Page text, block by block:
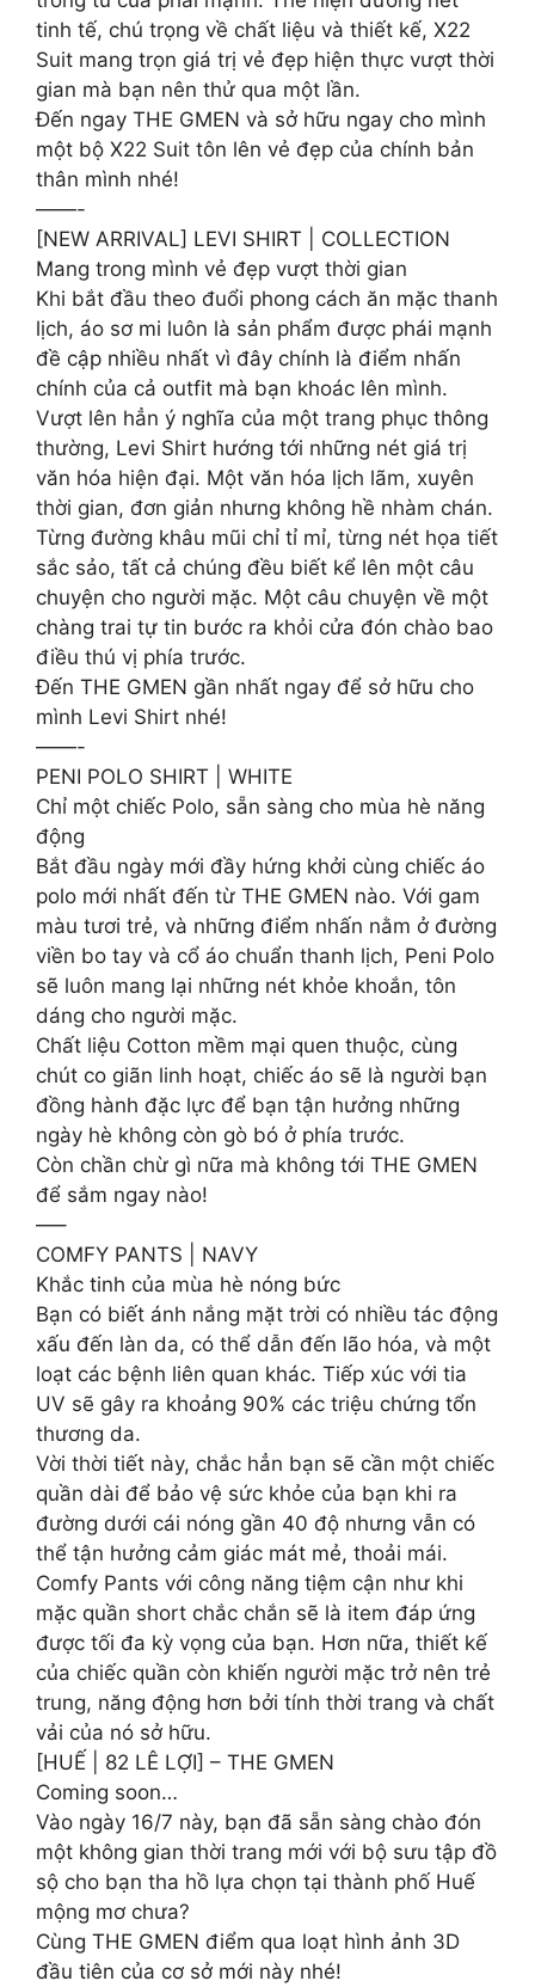
tinh tế, chú trọng về chất liệu và thiết kế, X22
Suit mang trọn giá trị vẻ đẹp hiện thực vượt thời
gian mà bạn nên thử qua một lần.
Đến ngay THE GMEN và sở hữu ngay cho mình
một bộ X22 Suit tôn lên vẻ đẹp của chính bản
thân mình nhé!
——-
[NEW ARRIVAL] LEVI SHIRT | COLLECTION
Mang trong mình vẻ đẹp vượt thời gian
Khi bắt đầu theo đuổi phong cách ăn mặc thanh
lịch, áo sơ mi luôn là sản phẩm được phái mạnh
đề cập nhiều nhất vì đây chính là điểm nhấn
chính của cả outfit mà bạn khoác lên mình.
Vượt lên hẳn ý nghĩa của một trang phục thông
thường, Levi Shirt hướng tới những nét giá trị
văn hóa hiện đại. Một văn hóa lịch lãm, xuyên
thời gian, đơn giản nhưng không hề nhàm chán.
Từng đường khâu mũi chỉ tỉ mỉ, từng nét họa tiết
sắc sảo, tất cả chúng đều biết kể lên một câu
chuyện cho người mặc. Một câu chuyện về một
chàng trai tự tin bước ra khỏi cửa đón chào bao
điều thú vị phía trước.
Đến THE GMEN gần nhất ngay để sở hữu cho
mình Levi Shirt nhé!
——-
PENI POLO SHIRT | WHITE
Chỉ một chiếc Polo, sẵn sàng cho mùa hè năng
động
Bắt đầu ngày mới đầy hứng khởi cùng chiếc áo
polo mới nhất đến từ THE GMEN nào. Với gam
màu tươi trẻ, và những điểm nhấn nằm ở đường
viền bo tay và cổ áo chuẩn thanh lịch, Peni Polo
sẽ luôn mang lại những nét khỏe khoắn, tôn
dáng cho người mặc.
Chất liệu Cotton mềm mại quen thuộc, cùng
chút co giãn linh hoạt, chiếc áo sẽ là người bạn
đồng hành đặc lực để bạn tận hưởng những
ngày hè không còn gò bó ở phía trước.
Còn chần chừ gì nữa mà không tới THE GMEN
để sắm ngay nào!
—–
COMFY PANTS | NAVY
Khắc tinh của mùa hè nóng bức
Bạn có biết ánh nắng mặt trời có nhiều tác động
xấu đến làn da, có thể dẫn đến lão hóa, và một
loạt các bệnh liên quan khác. Tiếp xúc với tia
UV sẽ gây ra khoảng 90% các triệu chứng tổn
thương da.
Vời thời tiết này, chắc hẳn bạn sẽ cần một chiếc
quần dài để bảo vệ sức khỏe của bạn khi ra
đường dưới cái nóng gần 40 độ nhưng vẫn có
thể tận hưởng cảm giác mát mẻ, thoải mái.
Comfy Pants với công năng tiệm cận như khi
mặc quần short chắc chắn sẽ là item đáp ứng
được tối đa kỳ vọng của bạn. Hơn nữa, thiết kế
của chiếc quần còn khiến người mặc trở nên trẻ
trung, năng động hơn bởi tính thời trang và chất
vải của nó sở hữu.
[HUẾ | 82 LÊ LỢI] – THE GMEN
Coming soon…
Vào ngày 16/7 này, bạn đã sẵn sàng chào đón
một không gian thời trang mới với bộ sưu tập đồ
sộ cho bạn tha hồ lựa chọn tại thành phố Huế
mộng mơ chưa?
Cùng THE GMEN điểm qua loạt hình ảnh 3D
đầu tiên của cơ sở mới này nhé!